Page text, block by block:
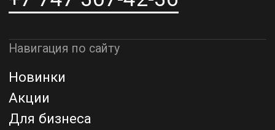
Адрес шоурума в г. Астана
Благодарим за внимание к Lamper.kz.
До встречи в ваших будущих
проектах!
Политика конфиденциальности
Назад наверх